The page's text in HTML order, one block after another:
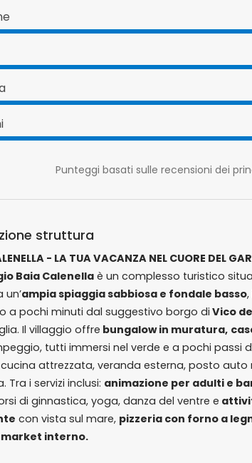
Punteggi basati sulle recensioni dei
struttura
- LA TUA VACANZA NEL CUORE DEL
Baia Calenella è un complesso turistico
ampia spiaggia sabbiosa e fondale basso
a pochi minuti dal suggestivo borgo di Vico
Il villaggio offre bungalow in muratura,
tutti immersi nel verde e a pochi passi
attrezzata, veranda esterna, posto auto
Tra i servizi inclusi: animazione per adulti e
di ginnastica, yoga, danza del ventre e
con vista sul mare, pizzeria con forno a
market interno.